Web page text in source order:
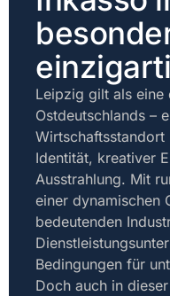
Leipzig gilt als eine
Ostdeutschlands –
Identität, kreativer
Ausstrahlung. Mit
einer dynamischen
bedeutenden
Bedingungen für
Doch auch in